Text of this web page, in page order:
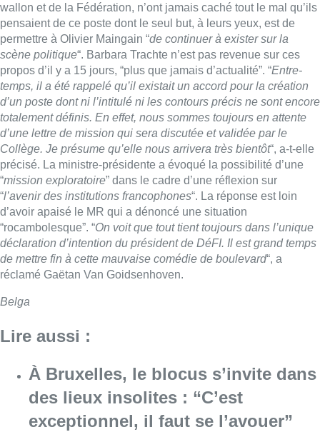
wallon et de la Fédération, n’ont jamais caché tout le mal qu’ils
pensaient de ce poste dont le seul but, à leurs yeux, est de
permettre à Olivier Maingain “de continuer à exister sur la
scène politique“. Barbara Trachte n’est pas revenue sur ces
propos d’il y a 15 jours, “plus que jamais d’actualité”. “Entre-
temps, il a été rappelé qu’il existait un accord pour la création
d’un poste dont ni l’intitulé ni les contours précis ne sont encore
totalement définis. En effet, nous sommes toujours en attente
d’une lettre de mission qui sera discutée et validée par le
Collège. Je présume qu’elle nous arrivera très bientôt“, a-t-elle
précisé. La ministre-présidente a évoqué la possibilité d’une
“mission exploratoire” dans le cadre d’une réflexion sur
“l’avenir des institutions francophones“. La réponse est loin
d’avoir apaisé le MR qui a dénoncé une situation
“rocambolesque”. “On voit que tout tient toujours dans l’unique
déclaration d’intention du président de DéFI. Il est grand temps
de mettre fin à cette mauvaise comédie de boulevard“, a
réclamé Gaëtan Van Goidsenhoven.
Belga
Lire aussi :
À Bruxelles, le blocus s’invite dans
des lieux insolites : “C’est
exceptionnel, il faut se l’avouer”